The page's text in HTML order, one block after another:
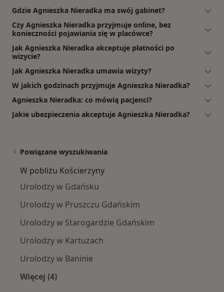
Gdzie Agnieszka Nieradka ma swój gabinet?
Czy Agnieszka Nieradka przyjmuje online, bez
konieczności pojawiania się w placówce?
Jak Agnieszka Nieradka akceptuje płatności po
wizycie?
Jak Agnieszka Nieradka umawia wizyty?
W jakich godzinach przyjmuje Agnieszka Nieradka?
Agnieszka Nieradka: co mówią pacjenci?
Jakie ubezpieczenia akceptuje Agnieszka Nieradka?
Powiązane wyszukiwania
W pobliżu Kościerzyny
Urolodzy w Gdańsku
Urolodzy w Pruszczu Gdańskim
Urolodzy w Starogardzie Gdańskim
Urolodzy w Kartuzach
Urolodzy w Baninie
Więcej (4)